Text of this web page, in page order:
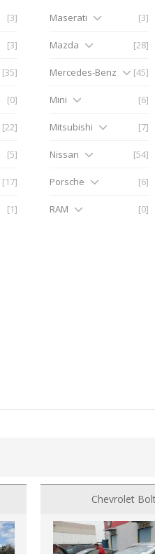
[3]
[3]
[35]
[0]
[22]
[5]
[17]
[1]
Maserati [3]
Mazda [28]
Mercedes-Benz [45]
Mini [6]
Mitsubishi [7]
Nissan [54]
Porsche [6]
RAM [0]
Chevrolet